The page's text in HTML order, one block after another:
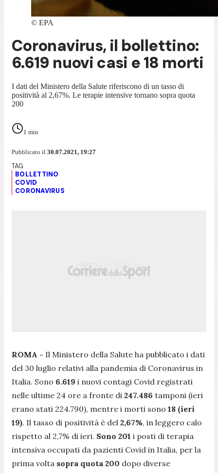
© EPA
Coronavirus, il bollettino:
6.619 nuovi casi e 18 morti
I dati del Ministero della Salute riferiscono di un tasso di
positività al 2,67%. Le terapie intensive tornano sopra quota
200
1 min
Pubblicato il 30.07.2021, 19:27
BOLLETTINO
COVID
CORONAVIRUS
ROMA - Il Ministero della Salute ha pubblicato i dati
del 30 luglio relativi alla pandemia di Coronavirus in
Italia. Sono 6.619 i nuovi contagi Covid registrati
nelle ultime 24 ore a fronte di 247.486 tamponi (ieri
erano stati 224.790), mentre i morti sono 18 (ieri
19). Il tasso di positività è del 2,67%, in leggero calo
rispetto al 2,7% di ieri. Sono 201 i posti di terapia
intensiva occupati da pazienti Covid in Italia, per la
prima volta sopra quota 200 dopo diverse